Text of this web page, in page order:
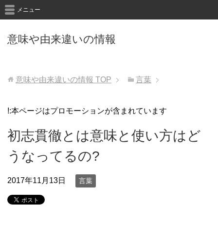
意味や由来違いの情報
メニュー
意味や由来違いの情報 TOP 言葉
!:本ページはプロモーションが含まれています
初志貫徹とは意味と使い方はど
うなってるの?
2017年11月13日 言葉